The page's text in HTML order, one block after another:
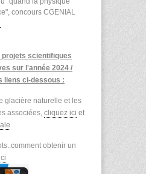
concours CGENIAL
scientifiques
sur l'année 2024 /
liens ci-dessous :
glacière naturelle et les
associées, cliquez ici et
obtenir un